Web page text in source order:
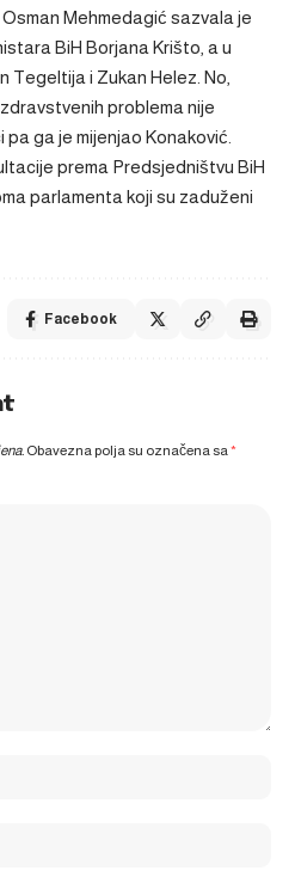
Mehmedagić sazvala je
BiH Borjana Krišto, a u
Tegeltija i Zukan Helez. No,
problema nije
ga je mijenjao Konaković.
prema Predsjedništvu BiH
parlamenta koji su zaduženi
Facebook
Obavezna polja su označena sa*